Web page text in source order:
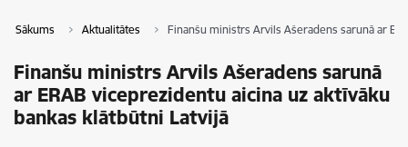
Sākums Aktualitātes Finanšu ministrs Arvils Ašeradens sarunā ar
Finanšu ministrs Arvils Ašeradens sarunā
ar ERAB viceprezidentu aicina uz aktīvāku
bankas klātbūtni Latvijā